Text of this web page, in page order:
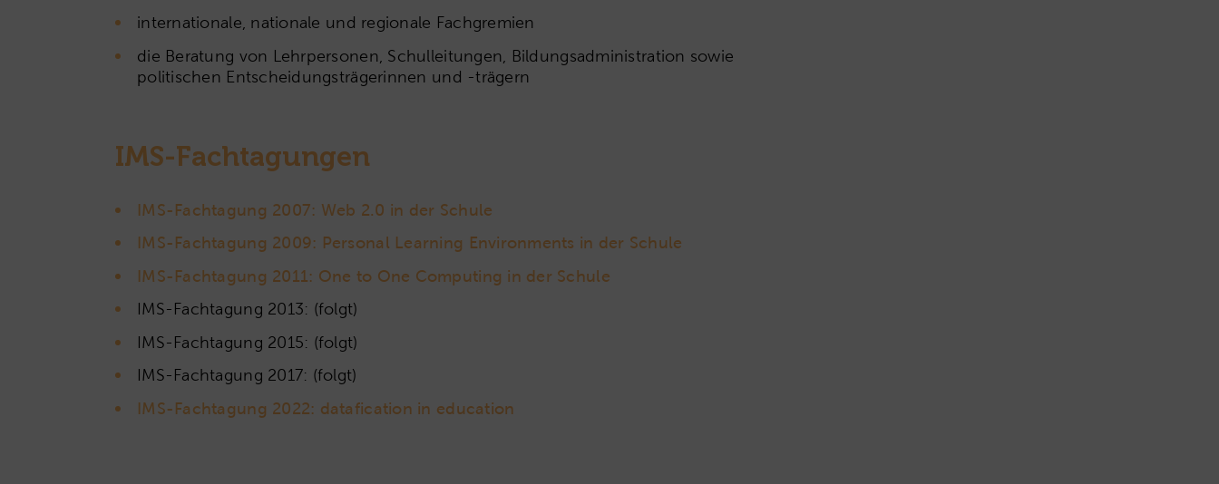
internationale, nationale und regionale Fachgremien
die Beratung von Lehrpersonen, Schulleitungen, Bildungsadministration sowie
politischen Entscheidungsträgerinnen und -trägern
IMS-Fachtagungen
IMS-Fachtagung 2007: Web 2.0 in der Schule
IMS-Fachtagung 2009: Personal Learning Environments in der Schule
IMS-Fachtagung 2011: One to One Computing in der Schule
IMS-Fachtagung 2013: (folgt)
IMS-Fachtagung 2015: (folgt)
IMS-Fachtagung 2017: (folgt)
IMS-Fachtagung 2022: datafication in education